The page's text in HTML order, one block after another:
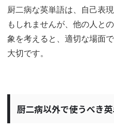
厨二病な英単語は、自己表
もしれませんが、他の人と
象を考えると、適切な場面
大切です。
厨二病以外で使うべき